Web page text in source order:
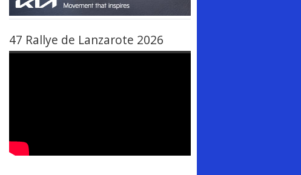
47 Rallye de Lanzarote 2026